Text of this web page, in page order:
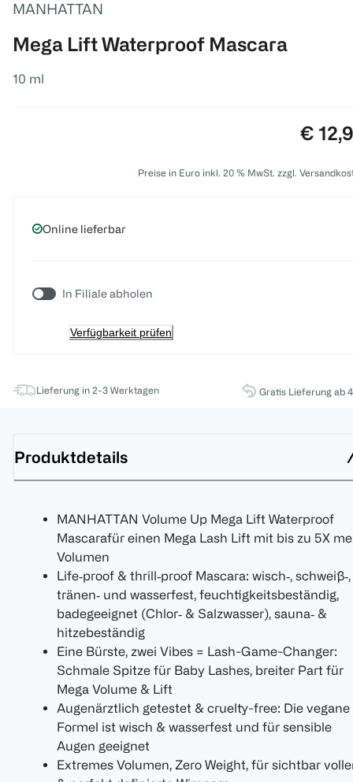
MANHATTAN
Mega Lift Waterproof Mascara
10 ml
Preis:
€
Preise in Euro inkl. 20 % MwSt. zzgl.
Online lieferbar
In Filiale abholen
Verfügbarkeit prüfen
Lieferung in 2-3 Werktagen Gratis Lieferung ab
Produktdetails
MANHATTAN Volume Up Mega Lift Waterproof
Mascarafür einen Mega Lash Lift mit bis zu 5X
Volumen
Life‑proof & thrill‑proof Mascara: wisch‑, schweiß‑,
tränen‑ und wasserfest, feuchtigkeitsbeständig,
badegeeignet (Chlor‑ & Salzwasser), sauna‑ &
hitzebeständig
Eine Bürste, zwei Vibes = Lash-Game-Changer:
Schmale Spitze für Baby Lashes, breiter Part für
Mega Volume & Lift
Augenärztlich getestet & cruelty-free: Die vegane
Formel ist wisch & wasserfest und für sensible
Augen geeignet
Extremes Volumen, Zero Weight, für sichtbar